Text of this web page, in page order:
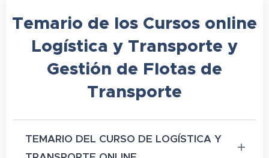
Temario de los Cursos online
Logística y Transporte y
Gestión de Flotas de
Transporte
TEMARIO DEL CURSO DE LOGÍSTICA Y